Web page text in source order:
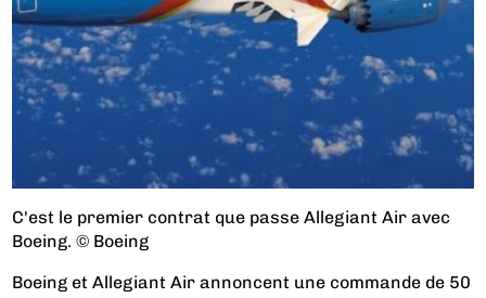
C'est le premier contrat que passe Allegiant Air avec
Boeing. © Boeing
Boeing et Allegiant Air annoncent une commande de 50